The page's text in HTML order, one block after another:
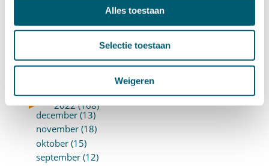
Alles toestaan
Selectie toestaan
Weigeren
mei (9)
maart (17)
►
2022 (168)
december (13)
november (18)
oktober (15)
september (12)